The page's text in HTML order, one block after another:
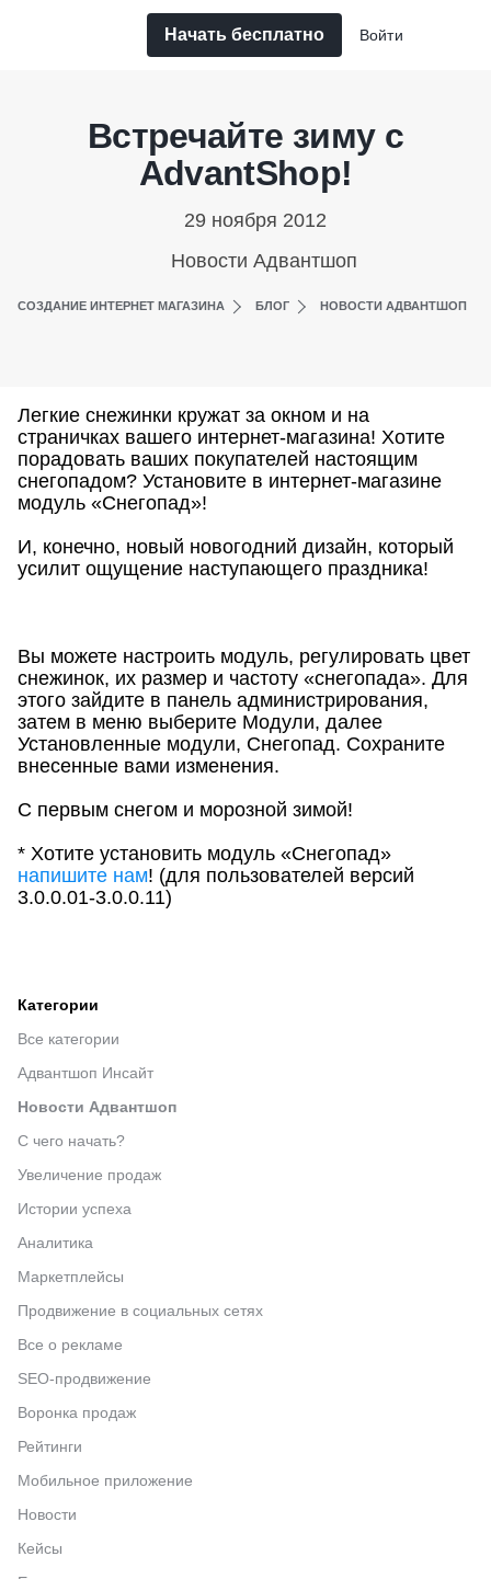
Начать бесплатно Войти
Встречайте зиму с
AdvantShop!
29 ноября 2012
Новости Адвантшоп
СОЗДАНИЕ ИНТЕРНЕТ МАГАЗИНА БЛОГ НОВОСТИ АДВАНТШОП
Категории
Все категории
Адвантшоп Инсайт
Новости Адвантшоп
С чего начать?
Увеличение продаж
Истории успеха
Аналитика
Маркетплейсы
Продвижение в социальных сетях
Все о рекламе
SEO-продвижение
Воронка продаж
Рейтинги
Мобильное приложение
Новости
Кейсы
Легкие снежинки кружат за окном и на
страничках вашего интернет-магазина! Хотите
порадовать ваших покупателей настоящим
снегопадом? Установите в интернет-магазине
модуль «Снегопад»!
И, конечно, новый новогодний дизайн, который
усилит ощущение наступающего праздника!
Вы можете настроить модуль, регулировать цвет
снежинок, их размер и частоту «снегопада». Для
этого зайдите в панель администрирования,
затем в меню выберите Модули, далее
Установленные модули, Снегопад. Сохраните
внесенные вами изменения.
С первым снегом и морозной зимой!
* Хотите установить модуль «Снегопад»
напишите нам! (для пользователей версий
3.0.0.01-3.0.0.11)